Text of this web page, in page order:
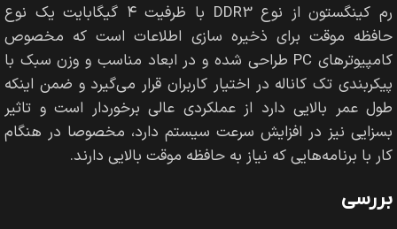
رم کینگستون از نوع DDR3 با ظرفیت ۴ گیگابایت یک نوع
حافظه موقت برای ذخیره سازی اطلاعات است که مخصوص
کامپیوترهای PC طراحی شده و در ابعاد مناسب و وزن سبک با
پیکربندی تک کاناله در اختیار کاربران قرار می‌گیرد و ضمن اینکه
طول عمر بالایی دارد از عملکردی عالی برخوردار است و تاثیر
بسزایی نیز در افزایش سرعت سیستم دارد، ‌مخصوصا در هنگام
کار با برنامه‌هایی که نیاز به حافظه موقت بالایی دارند.
بررسی